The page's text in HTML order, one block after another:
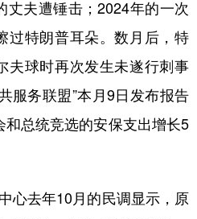
丈夫遭锤击；2024年的一次
过特朗普耳朵。数月后，特
夫球时再次发生未遂行刺事
服务联盟”本月9日发布报告
和总统竞选的安保支出增长5
去年10月的民调显示，原